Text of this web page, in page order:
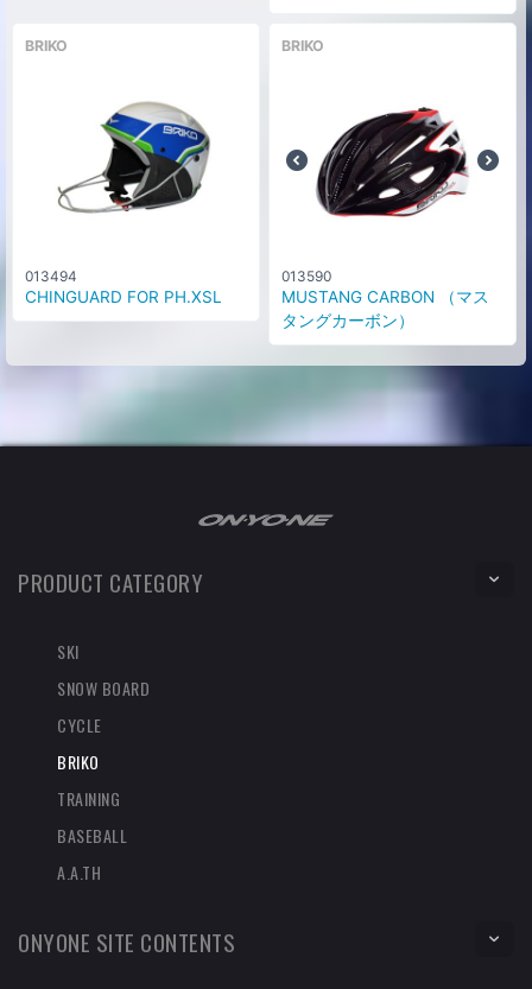
BRIKO
013494
CHINGUARD FOR PH.XSL
BRIKO
013590
MUSTANG CARBON （マス
タングカーボン）
PRODUCT CATEGORY
SKI
SNOW BOARD
CYCLE
BRIKO
TRAINING
BASEBALL
A.A.TH
ONYONE SITE CONTENTS